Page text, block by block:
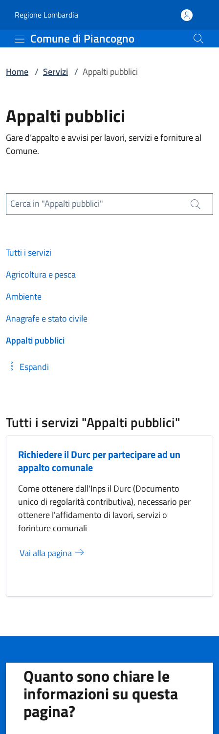
Servizi | Comune di
Regione Lombardia(apre in un'altra scheda).
Comune di Piancogno
Home / Servizi / Appalti pubblici
Appalti pubblici
Gare d’appalto e avvisi per lavori, servizi e forniture al
Comune.
Cerca in "Appalti pubblici"
Cerca
Tutti i servizi
Agricoltura e pesca
Ambiente
Anagrafe e stato civile
Appalti pubblici
Espandi
Tutti i servizi "Appalti pubblici"
Richiedere il Durc per partecipare ad un
appalto comunale
Come ottenere dall'Inps il Durc (Documento
unico di regolarità contributiva), necessario per
ottenere l'affidamento di lavori, servizi o
forinture comunali
Vai alla pagina
Quanto sono chiare le
informazioni su questa
pagina?